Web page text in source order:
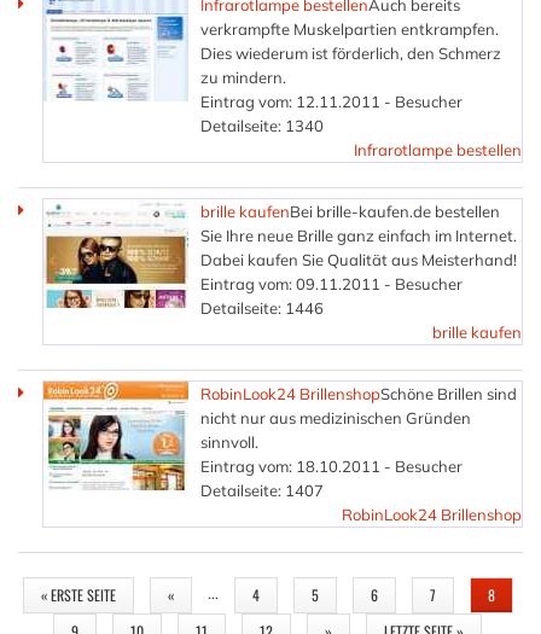
Infrarotlampe bestellenAuch bereits
verkrampfte Muskelpartien entkrampfen.
Dies wiederum ist förderlich, den Schmerz
zu mindern.
Eintrag vom: 12.11.2011 - Besucher
Detailseite: 1340
Infrarotlampe bestellen
brille kaufenBei brille-kaufen.de bestellen
Sie Ihre neue Brille ganz einfach im Internet.
Dabei kaufen Sie Qualität aus Meisterhand!
Eintrag vom: 09.11.2011 - Besucher
Detailseite: 1446
brille kaufen
RobinLook24 BrillenshopSchöne Brillen sind
nicht nur aus medizinischen Gründen
sinnvoll.
Eintrag vom: 18.10.2011 - Besucher
Detailseite: 1407
RobinLook24 Brillenshop
SEITEN
« ERSTE SEITE « … 4 5 6 7
8